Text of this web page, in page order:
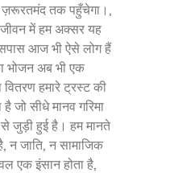
तक पहुँचेगा।,
में हम अक्सर यह
आज भी ऐसे लोग हैं
भोजन अब भी एक
हमारे ट्रस्ट की
जो सीधे मानव गरिमा
जुड़ी हुई है। हम मानते
न जाति, न सामाजिक
एक इंसान होता है,